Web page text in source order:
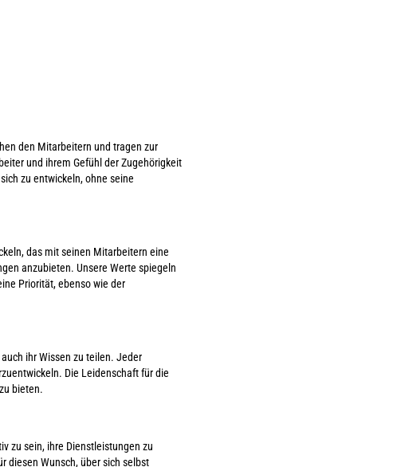
den Mitarbeitern und tragen zur
und ihrem Gefühl der Zugehörigkeit
zu entwickeln, ohne seine
das mit seinen Mitarbeitern eine
anzubieten. Unsere Werte spiegeln
Priorität, ebenso wie der
ihr Wissen zu teilen. Jeder
Die Leidenschaft für die
bieten.
zu sein, ihre Dienstleistungen zu
diesen Wunsch, über sich selbst